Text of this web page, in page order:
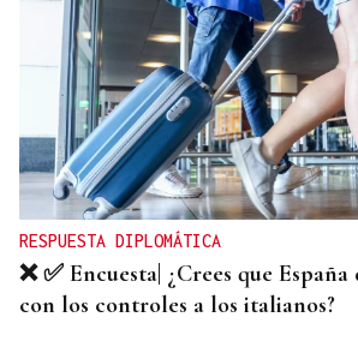
RESPUESTA DIPLOMÁTICA
❌ ✅ Encuesta| ¿Crees que
con los controles a los italianos?